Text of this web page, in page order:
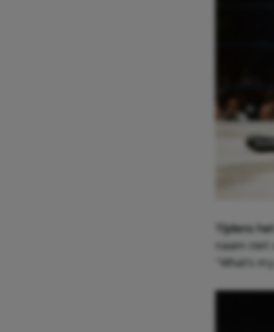
Tijdens
naam niet
“What’s